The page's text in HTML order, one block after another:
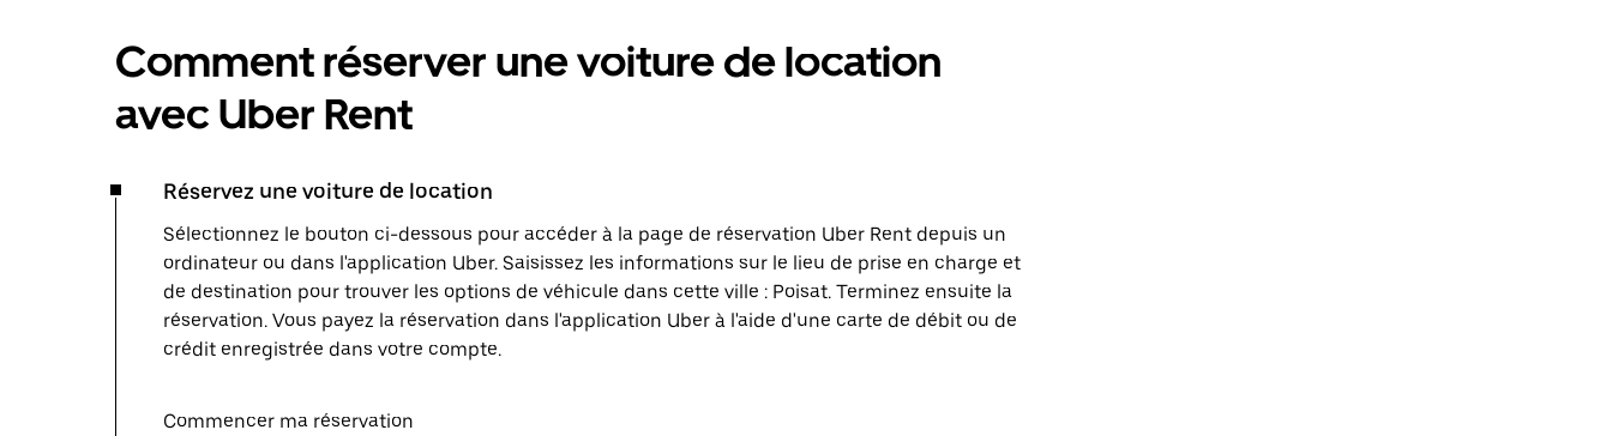
Comment réserver une voiture de location
avec Uber Rent
Réservez une voiture de location
Sélectionnez le bouton ci-dessous pour accéder à la page de réservation Uber Rent depuis un
ordinateur ou dans l'application Uber. Saisissez les informations sur le lieu de prise en charge et
de destination pour trouver les options de véhicule dans cette ville : Poisat. Terminez ensuite la
réservation. Vous payez la réservation dans l'application Uber à l'aide d'une carte de débit ou de
crédit enregistrée dans votre compte.
Commencer ma réservation